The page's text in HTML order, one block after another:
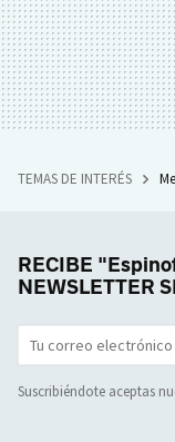
TEMAS DE INTERÉS
RECIBE
NEWSLETTER
Suscribiéndote aceptas